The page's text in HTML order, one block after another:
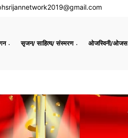
सृजन/ साहित्य/ संस्मरण ओजस्विनी/ओजस